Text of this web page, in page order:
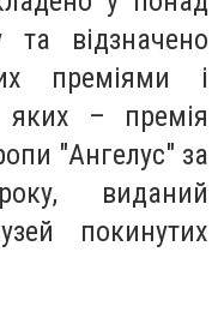
та відзначено
преміями і
яких – премія
"Ангелус" за
виданий
покинутих